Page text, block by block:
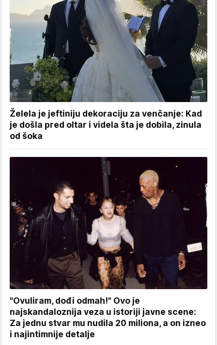
Želela je jeftiniju dekoraciju za venčanje: Kad
je došla pred oltar i videla šta je dobila, zinula
od šoka
"Ovuliram, dođi odmah!" Ovo je
najskandaloznija veza u istoriji javne scene:
Za jednu stvar mu nudila 20 miliona, a on izneo
i najintimnije detalje